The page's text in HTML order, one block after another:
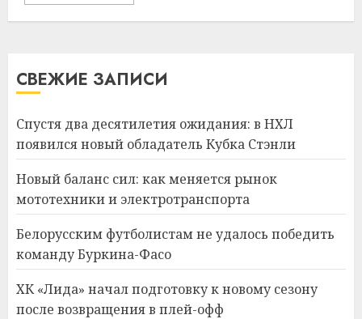
СВЕЖИЕ ЗАПИСИ
Спустя два десятилетия ожидания: в НХЛ
появился новый обладатель Кубка Стэнли
Новый баланс сил: как меняется рынок
мототехники и электротранспорта
Белорусским футболистам не удалось победить
команду Буркина-Фасо
ХК «Лида» начал подготовку к новому сезону
после возвращения в плей-офф